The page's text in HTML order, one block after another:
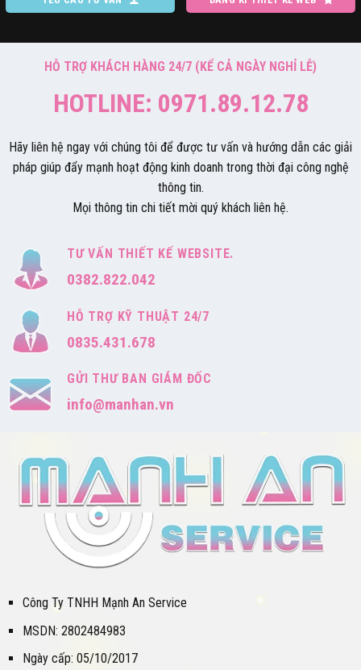
HỖ TRỢ KHÁCH HÀNG 24/7 (KỂ CẢ NGÀY NGHỈ LỄ)
HOTLINE: 0971.89.12.78
Hãy liên hệ ngay với chúng tôi để được tư vấn và hướng dẫn các giải
pháp giúp đẩy mạnh hoạt động kinh doanh trong thời đại công nghệ
thông tin.
Mọi thông tin chi tiết mời quý khách liên hệ.
TƯ VẤN THIẾT KẾ WEBSITE.
0382.822.042
HỖ TRỢ KỸ THUẬT 24/7
0835.431.678
GỬI THƯ BAN GIÁM ĐỐC
info@manhan.vn
Công Ty TNHH Mạnh An Service
MSDN: 2802484983
Ngày cấp: 05/10/2017